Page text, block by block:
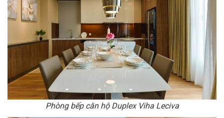
Phòng bếp căn hộ Duplex Viha Leciva